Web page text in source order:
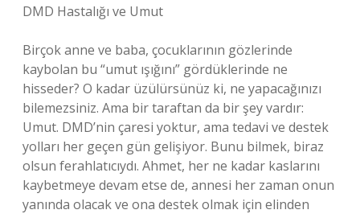
DMD Hastalığı ve Umut
Birçok anne ve baba, çocuklarının gözlerinde
kaybolan bu “umut ışığını” gördüklerinde ne
hisseder? O kadar üzülürsünüz ki, ne yapacağınızı
bilemezsiniz. Ama bir taraftan da bir şey vardır:
Umut. DMD’nin çaresi yoktur, ama tedavi ve destek
yolları her geçen gün gelişiyor. Bunu bilmek, biraz
olsun ferahlatıcıydı. Ahmet, her ne kadar kaslarını
kaybetmeye devam etse de, annesi her zaman onun
yanında olacak ve ona destek olmak için elinden